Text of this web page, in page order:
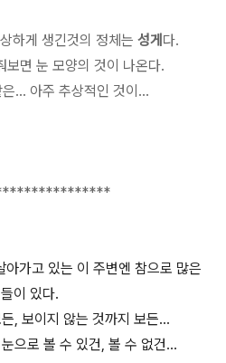
하게 생긴것의 정체는 성게 다.
보면 눈 모양의 것이 나온다.
... 아주 추상적인 것이...
가고 있는 이 주변엔 참으로 많은
이 있다.
, 보이지 않는 것까지 보든...
으로 볼 수 있건, 볼 수 없건...